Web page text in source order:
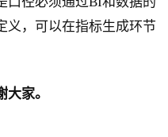
义，可以在指标生成环节
家。